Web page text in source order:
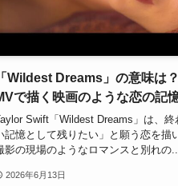
「Wildest Dreams」の意味は
で描く映画のような恋の記
Swift「Wildest Dreams」は、
記憶として残りたい」と願う恋を描
影の現場のようなロマンスと別れの
2026年6月13日